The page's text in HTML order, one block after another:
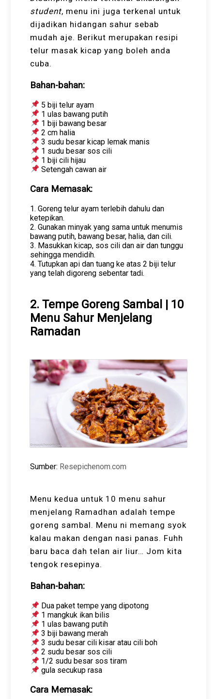
student, menu ini juga terkenal untuk
dijadikan hidangan sahur sebab
mudah aje. Berikut merupakan resipi
telur masak kicap yang boleh anda
cuba.
Bahan-bahan:
5 biji telur ayam
1 ulas bawang putih
1 biji bawang besar
2 cm halia
3 sudu besar kicap lemak manis
1 sudu besar sos cili
1 biji cili hijau
Setengah cawan air
Cara Memasak:
1. Goreng telur ayam terlebih dahulu dan
ketepikan.
2. Gunakan minyak yang sama untuk menumis
bawang putih, bawang besar, halia, dan cili.
3. Masukkan kicap, sos cili dan air dan tunggu
sehingga mendidih.
4. Tutupkan api dan tuang ke atas 2 biji telur
yang telah digoreng sebentar tadi.
2. Tempe Goreng Sambal | 10
Menu Sahur Menjelang
Ramadan
Sumber: Resepichenom.com
Menu kedua untuk 10 menu sahur
menjelang Ramadhan adalah tempe
goreng sambal. Menu ni memang syok
kalau makan dengan nasi panas. Fuhh
baru baca dah telan air liur… Jom kita
tengok resepinya.
Bahan-bahan:
Dua paket tempe yang dipotong
1 mangkuk ikan bilis
1 ulas bawang putih
3 biji bawang merah
3 sudu besar cili kisar atau cili boh
2 sudu besar sos cili
1/2 sudu besar sos tiram
gula secukup rasa
Cara Memasak: